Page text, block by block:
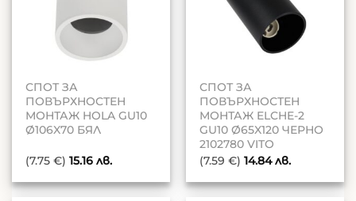
СПОТ ЗА
ПОВЪРХНОСТЕН
МОНТАЖ HOLA GU10
Ø106X70 БЯЛ
(7.75 €) 15.16лв.
СПОТ ЗА
ПОВЪРХНОСТЕН
МОНТАЖ ELCHE-2
GU10 Ø65X120 ЧЕРНО
2102780 VITO
(7.59 €) 14.84лв.